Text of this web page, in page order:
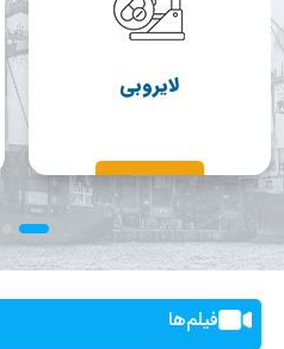
لایروبی
فیلم‌ها